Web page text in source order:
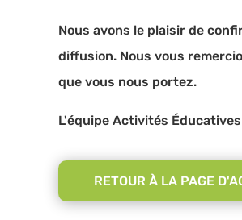
Nous avons le plaisir de
diffusion. Nous vous
que vous nous portez.
L'équipe Activités Éducatives
RETOUR À LA PAGE